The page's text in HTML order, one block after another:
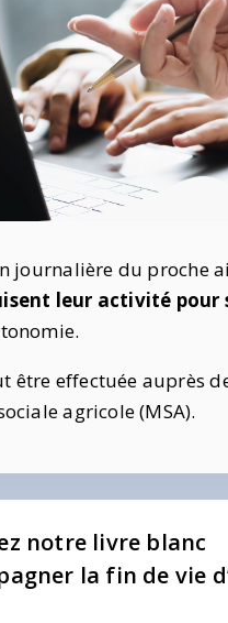
journalière du proche
leur activité pour
être effectuée auprès
agricole (MSA).
notre livre blanc
la fin de vie